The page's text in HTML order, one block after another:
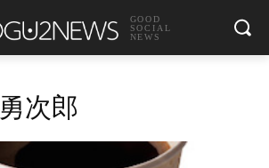
GOOD
SOCIAL
NEWS
次郎